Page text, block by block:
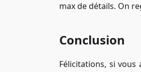
max de détails. On
Conclusion
Félicitations, si